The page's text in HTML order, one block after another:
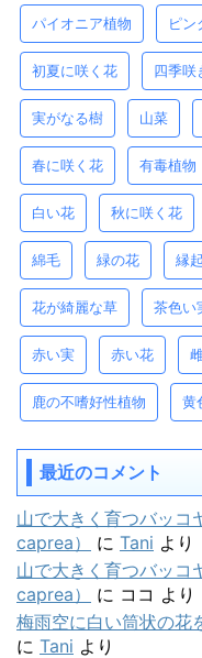
パイオニア植物 ピン
初夏に咲く花 四季咲
実がなる樹 山菜
春に咲く花 有毒植物
白い花 秋に咲く花
綿毛 緑の花 縁
花が綺麗な草 茶色い
赤い実 赤い花
鹿の不嗜好性植物 黄
最近のコメント
山で大きく育つバッコ
caprea）
に Tani より
山で大きく育つバッコ
caprea）
に ココ より
梅雨空に白い筒状の花
に Tani より